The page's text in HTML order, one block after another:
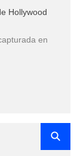
Hollywood
en